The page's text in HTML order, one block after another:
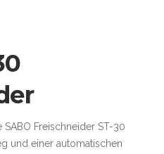
Freischneider ST-30
und einer automatischen